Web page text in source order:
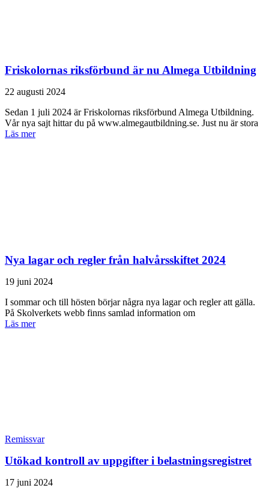
Friskolornas riksförbund är nu Almega Utbildning
22 augusti 2024
Sedan 1 juli 2024 är Friskolornas riks­förbund Almega Utbildning.
Vår nya sajt hittar du på www.almegautbildning.se. Just nu är stora
Läs mer
Nya lagar och regler från halvårsskiftet 2024
19 juni 2024
I sommar och till hösten börjar några nya lagar och regler att gälla.
På Skolverkets webb finns samlad information om
Läs mer
Remissvar
Utökad kontroll av uppgifter i belastningsregistret
17 juni 2024